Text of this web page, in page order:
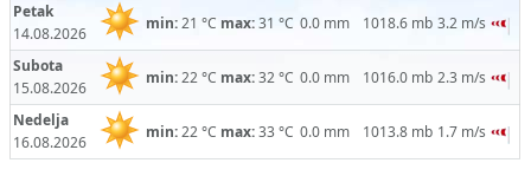
Petak
14.08.2026
min:21 °C max:31 °C 0.0 mm 1018.6 mb 3.2 m/s
Subota
15.08.2026
min:22 °C max:32 °C 0.0 mm 1016.0 mb 2.3 m/s
Nedelja
16.08.2026
min:22 °C max:33 °C 0.0 mm 1013.8 mb 1.7 m/s